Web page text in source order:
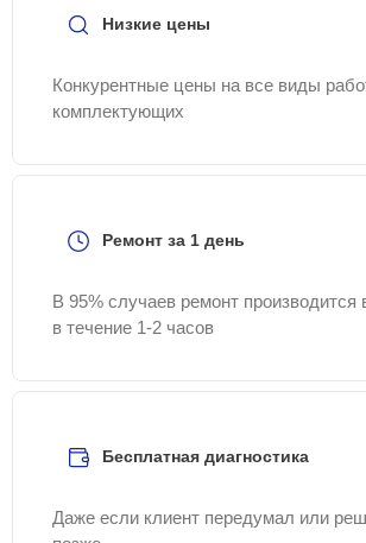
Низкие цены
Конкурентные цены на все виды
комплектующих
Ремонт за 1 день
В 95% случаев ремонт производится
в течение 1-2 часов
Бесплатная диагностика
Даже если клиент передумал или